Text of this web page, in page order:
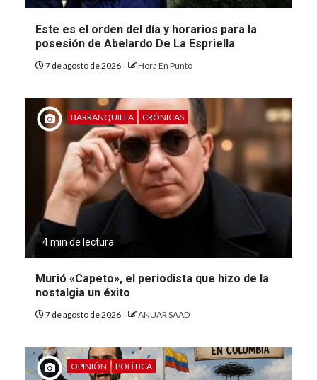
Este es el orden del día y horarios para la
posesión de Abelardo De La Espriella
7 de agosto de 2026 Hora En Punto
BARRANQUILLA CRÓNICAS
4 min de lectura
Murió «Capeto», el periodista que hizo de la
nostalgia un éxito
7 de agosto de 2026 ANUAR SAAD
OPINIÓN POLÍTICA